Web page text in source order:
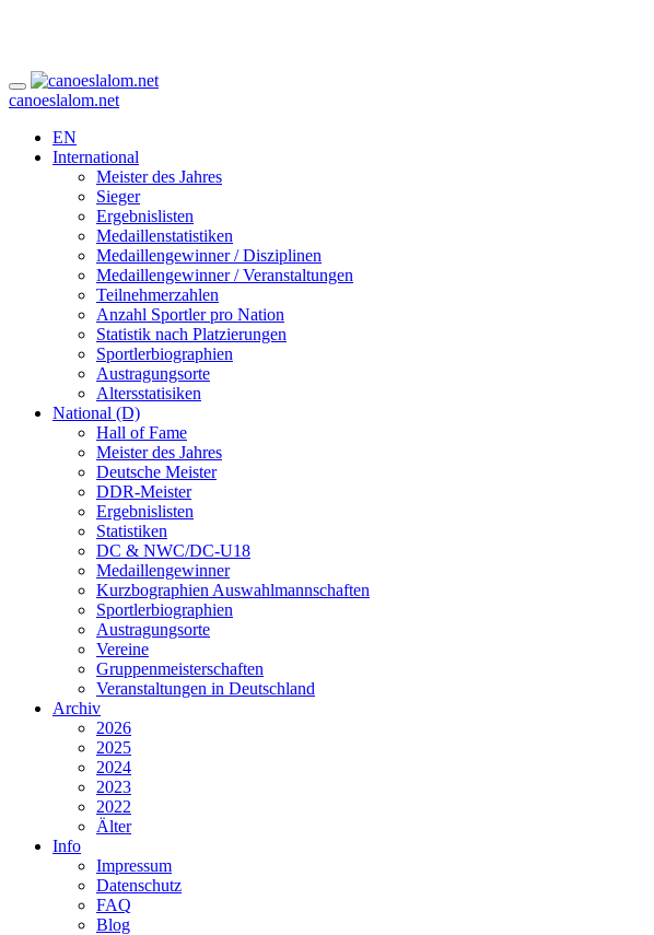
canoeslalom.net
EN
International
Meister des Jahres
Sieger
Ergebnislisten
Medaillenstatistiken
Medaillengewinner / Disziplinen
Medaillengewinner / Veranstaltungen
Teilnehmerzahlen
Anzahl Sportler pro Nation
Statistik nach Platzierungen
Sportlerbiographien
Austragungsorte
Altersstatisiken
National (D)
Hall of Fame
Meister des Jahres
Deutsche Meister
DDR-Meister
Ergebnislisten
Statistiken
DC & NWC/DC-U18
Medaillengewinner
Kurzbographien Auswahlmannschaften
Sportlerbiographien
Austragungsorte
Vereine
Gruppenmeisterschaften
Veranstaltungen in Deutschland
Archiv
2026
2025
2024
2023
2022
Älter
Info
Impressum
Datenschutz
FAQ
Blog